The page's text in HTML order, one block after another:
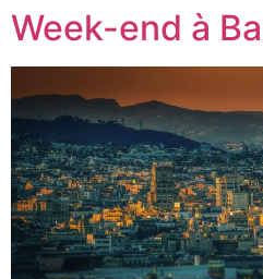
Week-end à